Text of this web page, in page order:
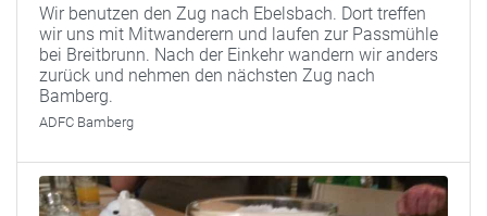
Wir benutzen den Zug nach Ebelsbach. Dort treffen
wir uns mit Mitwanderern und laufen zur Passmühle
bei Breitbrunn. Nach der Einkehr wandern wir anders
zurück und nehmen den nächsten Zug nach
Bamberg.
ADFC Bamberg